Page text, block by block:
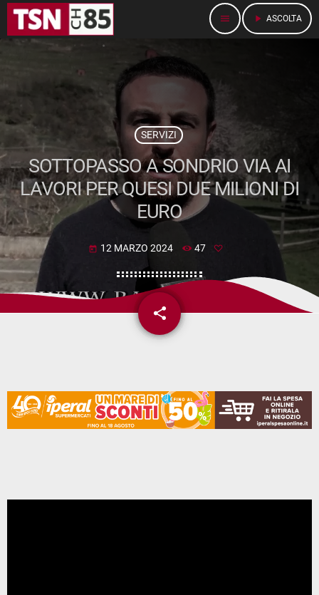
menu play_arrow ASCOLTA
SERVIZI
SOTTOPASSO A SONDRIO VIA AI
LAVORI PER QUESI DUE MILIONI DI
EURO
today 12 MARZO 2024 47
share
email